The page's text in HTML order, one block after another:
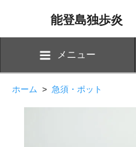
能登島独歩炎
メニュー
ホーム > 急須・ポット